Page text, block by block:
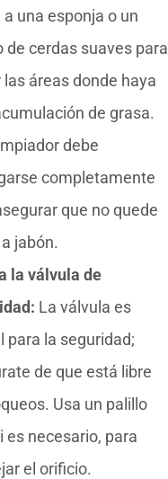
a una esponja o un
de cerdas suaves para
áreas donde haya
de grasa.
debe
completamente
que no quede
jabón.
la válvula de
La válvula es
para la seguridad;
de que está libre
Usa un palillo
es necesario, para
el orificio.